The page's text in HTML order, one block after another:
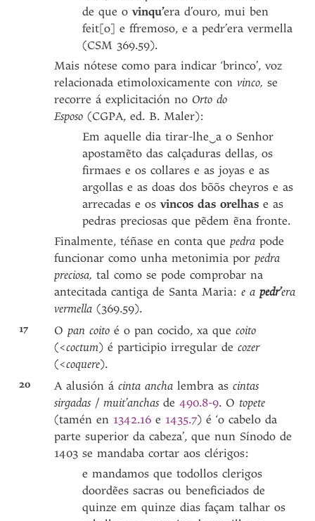
de que ovinqu’era d’ouro, mui ben
feit[o] e ffremoso, e a pedr’era vermella
(CSM 369.59).
Mais nótese como para indicar ‘brinco’, voz
relacionada etimoloxicamente convinco, se
recorre á explicitación noOrto do
Esposo (CGPA, ed. B. Maler):
Em aquelle dia tirar-lhe‿a o Senhor
apostamẽto das calçaduras dellas, os
firmaes e os collares e as joyas e as
argollas e as doas dos bõõs cheyros e as
arrecadas e osvincos das orelhas e as
pedras preciosas que pẽdem ẽna fronte.
Finalmente, téñase en conta quepedrapode
funcionar como unha metonimia porpedra
preciosa, tal como se pode comprobar na
antecitada cantiga de Santa Maria:e apedr’era
vermella (369.59).
17 Opan coitoé o pan cocido, xa quecoito
(<coctum) é participio irregular decozer
(<coquere).
20 A alusión ácinta ancha lembra ascintas
sirgadas / muit’anchasde490.8-9. Otopete
(tamén en 1342.16 e 1435.7) é ‘o cabelo da
parte superior da cabeza’, que nun Sínodo de
1403 se mandaba cortar aos clérigos:
e mandamos que todollos clerigos
doordẽes sacras ou beneficiados de
quinze em quinze dias façam talhar os